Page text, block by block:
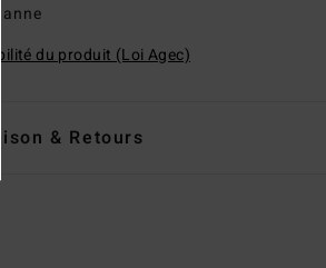
du produit (Loi Agec)
& Retours